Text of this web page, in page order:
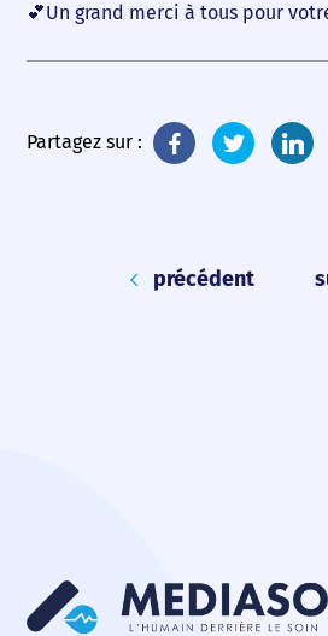
💕Un grand merci à tous pour
Partagez sur :
précédent